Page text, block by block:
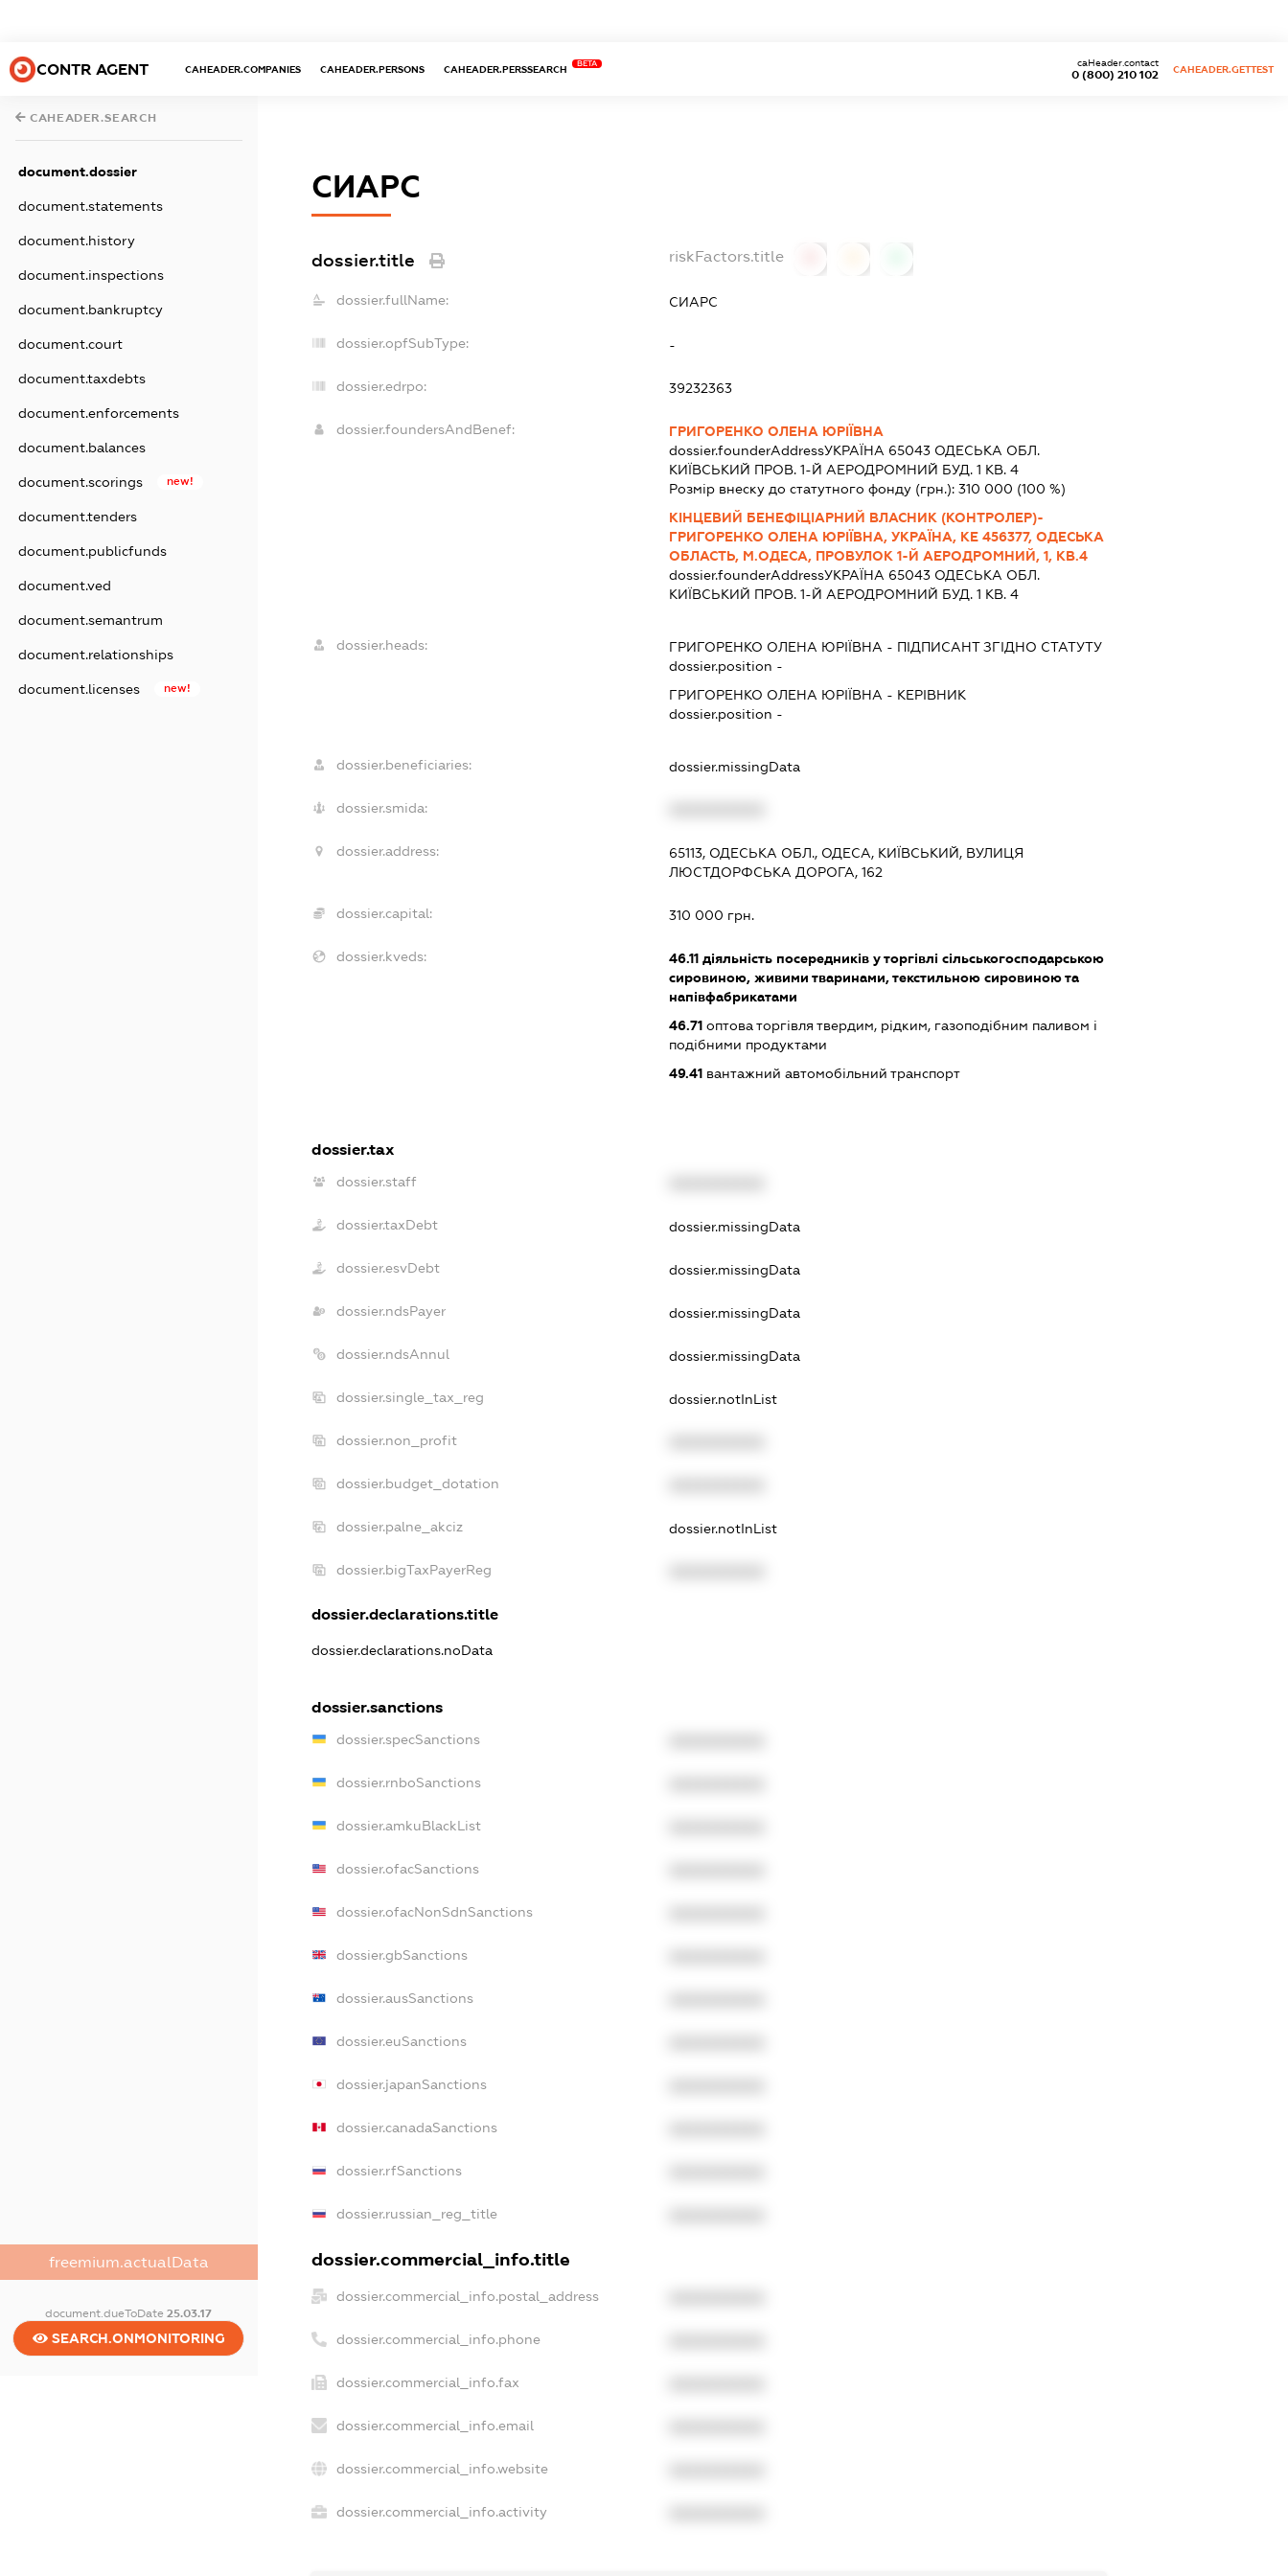
CONTR AGENT CAHEADER.COMPANIES CAHEADER.PERSONS CAHEADER.PERSSEARCH
BETA
0 (800) 210 102
caHeader.contact
CAHEADER.GETTEST
CAHEADER.SEARCH
document.dossier
document.statements
document.history
document.inspections
document.bankruptcy
document.court
document.taxdebts
document.enforcements
document.balances
document.scorings new!
document.tenders
document.publicfunds
document.ved
document.semantrum
document.relationships
document.licenses new!
freemium.actualData
document.dueToDate25.03.17
SEARCH.ONMONITORING
СИАРС
dossier.title riskFactors.title
dossier.fullName: СИАРС
dossier.opfSubType: -
dossier.edrpo: 39232363
dossier.foundersAndBenef:
ГРИГОРЕНКО ОЛЕНА ЮРІЇВНА
dossier.founderAddressУКРАЇНА 65043 ОДЕСЬКА ОБЛ.
КИЇВСЬКИЙ ПРОВ. 1-Й АЕРОДРОМНИЙ БУД. 1 КВ. 4
Розмір внеску до статутного фонду (грн.): 310 000 (100 %)
КІНЦЕВИЙ БЕНЕФІЦІАРНИЙ ВЛАСНИК (КОНТРОЛЕР)-
ГРИГОРЕНКО ОЛЕНА ЮРІЇВНА, УКРАЇНА, КЕ 456377, ОДЕСЬКА
ОБЛАСТЬ, М.ОДЕСА, ПРОВУЛОК 1-Й АЕРОДРОМНИЙ, 1, КВ.4
dossier.founderAddressУКРАЇНА 65043 ОДЕСЬКА ОБЛ.
КИЇВСЬКИЙ ПРОВ. 1-Й АЕРОДРОМНИЙ БУД. 1 КВ. 4
dossier.heads: ГРИГОРЕНКО ОЛЕНА ЮРІЇВНА - ПІДПИСАНТЗГІДНО СТАТУТУ
dossier.position -
ГРИГОРЕНКО ОЛЕНА ЮРІЇВНА - КЕРІВНИК
dossier.position -
dossier.beneficiaries: dossier.missingData
dossier.smida:
dossier.address:
65113, ОДЕСЬКА ОБЛ., ОДЕСА, КИЇВСЬКИЙ, ВУЛИЦЯ
ЛЮСТДОРФСЬКА ДОРОГА, 162
dossier.capital: 310 000 грн.
dossier.kveds: 46.11діяльність посередників у торгівлі сільськогосподарською
сировиною, живими тваринами, текстильною сировиною та
напівфабрикатами
46.71оптова торгівля твердим, рідким, газоподібним паливом і
подібними продуктами
49.41вантажний автомобільний транспорт
dossier.tax
dossier.staff
dossier.taxDebt dossier.missingData
dossier.esvDebt dossier.missingData
dossier.ndsPayer dossier.missingData
dossier.ndsAnnul dossier.missingData
dossier.single_tax_reg dossier.notInList
dossier.non_profit
dossier.budget_dotation
dossier.palne_akciz dossier.notInList
dossier.bigTaxPayerReg
dossier.declarations.title
dossier.declarations.noData
dossier.sanctions
dossier.specSanctions
dossier.rnboSanctions
dossier.amkuBlackList
dossier.ofacSanctions
dossier.ofacNonSdnSanctions
dossier.gbSanctions
dossier.ausSanctions
dossier.euSanctions
dossier.japanSanctions
dossier.canadaSanctions
dossier.rfSanctions
dossier.russian_reg_title
dossier.commercial_info.title
dossier.commercial_info.postal_address
dossier.commercial_info.phone
dossier.commercial_info.fax
dossier.commercial_info.email
dossier.commercial_info.website
dossier.commercial_info.activity